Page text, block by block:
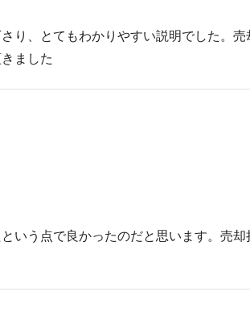
り、とてもわかりやすい説明でした。
ました
いう点で良かったのだと思います。売